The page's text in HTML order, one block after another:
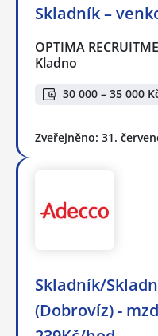
Skladník –
OPTIMA
Kladno
30 000 – 35 000
Zveřejněno: 31.
Skladník/
(Dobrovíz) -